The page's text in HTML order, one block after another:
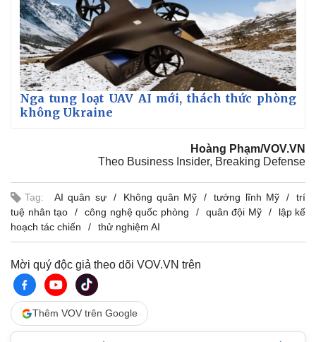
Tỷ giá
Chứng khoán
Giá cà phê
Nga tung loạt UAV AI mới, thách thức phòng
không Ukraine
Hoàng Phạm/VOV.VN
Theo Business Insider, Breaking Defense
Tag: AI quân sự Không quân Mỹ tướng lĩnh Mỹ
trí
tuệ nhân tạo
công nghệ quốc phòng quân đội Mỹ
lập kế
hoạch tác chiến
thử nghiệm AI
Mời quý độc giả theo dõi VOV.VN trên
Thêm VOV trên Google